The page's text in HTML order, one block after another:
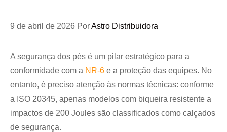
9 de abril de 2026 PorAstro Distribuidora
A segurança dos pés é um pilar estratégico para a
conformidade com a NR-6 e a proteção das equipes. No
entanto, é preciso atenção às normas técnicas: conforme
a ISO 20345, apenas modelos com biqueira resistente a
impactos de 200 Joules são classificados como calçados
de segurança.